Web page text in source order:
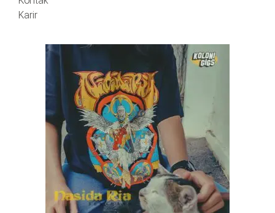
Karir